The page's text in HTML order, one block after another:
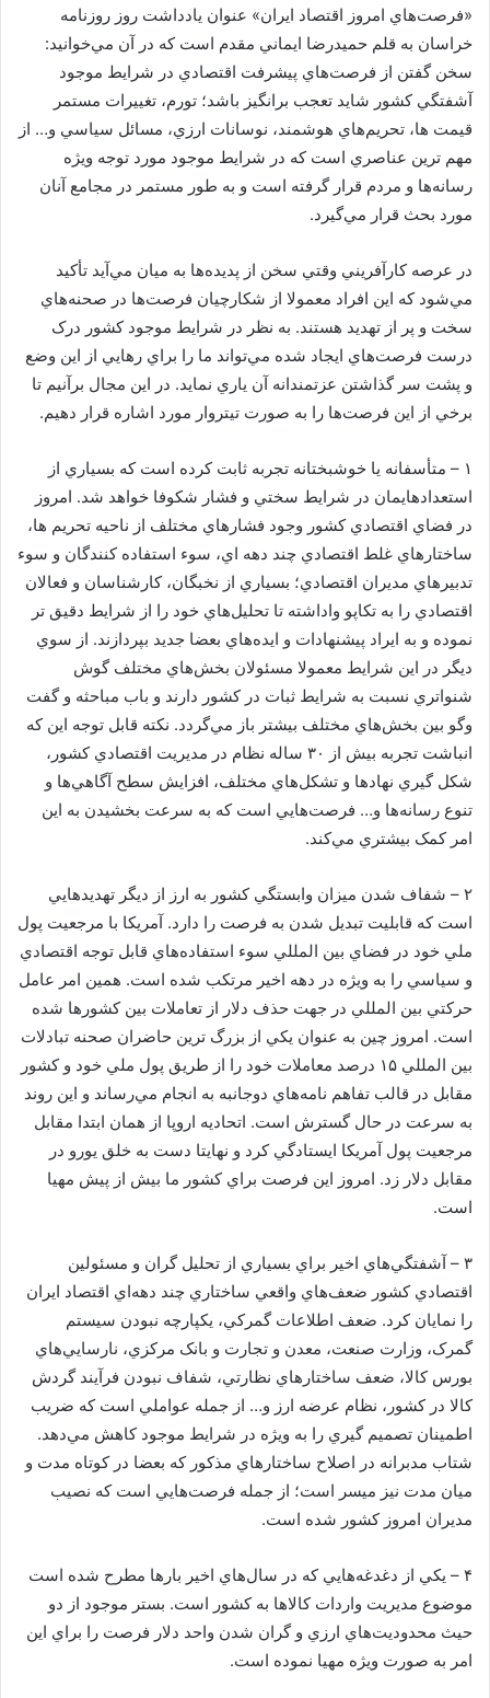
«فرصت‌هاي امروز اقتصاد ايران» عنوان يادداشت روز روزنامه
خراسان به قلم حميدرضا ايماني مقدم است كه در آن مي‌خوانيد:
سخن گفتن از فرصت‌هاي پيشرفت اقتصادي در شرايط موجود
آشفتگي کشور شايد تعجب برانگيز باشد؛ تورم، تغييرات مستمر
قيمت ها، تحريم‌هاي هوشمند، نوسانات ارزي، مسائل سياسي و… از
مهم ترين عناصري است که در شرايط موجود مورد توجه ويژه
رسانه‌ها و مردم قرار گرفته است و به طور مستمر در مجامع آنان
مورد بحث قرار مي‌گيرد.
در عرصه کارآفريني وقتي سخن از پديده‌ها به ميان مي‌آيد تأکيد
مي‌شود که اين افراد معمولا از شکارچيان فرصت‌ها در صحنه‌هاي
سخت و پر از تهديد هستند. به نظر در شرايط موجود کشور درک
درست فرصت‌هاي ايجاد شده مي‌تواند ما را براي رهايي از اين وضع
و پشت سر گذاشتن عزتمندانه آن ياري نمايد. در اين مجال برآنيم تا
برخي از اين فرصت‌ها را به صورت تيتروار مورد اشاره قرار دهيم.
۱ – متأسفانه يا خوشبختانه تجربه ثابت کرده است که بسياري از
استعدادهايمان در شرايط سختي و فشار شکوفا خواهد شد. امروز
در فضاي اقتصادي کشور وجود فشارهاي مختلف از ناحيه تحريم ها،
ساختارهاي غلط اقتصادي چند دهه اي، سوء استفاده کنندگان و سوء
تدبيرهاي مديران اقتصادي؛ بسياري از نخبگان، کارشناسان و فعالان
اقتصادي را به تکاپو واداشته تا تحليل‌هاي خود را از شرايط دقيق تر
نموده و به ايراد پيشنهادات و ايده‌هاي بعضا جديد بپردازند. از سوي
ديگر در اين شرايط معمولا مسئولان بخش‌هاي مختلف گوش
شنواتري نسبت به شرايط ثبات در کشور دارند و باب مباحثه و گفت
وگو بين بخش‌هاي مختلف بيشتر باز مي‌گردد. نکته قابل توجه اين که
انباشت تجربه بيش از ۳۰ ساله نظام در مديريت اقتصادي کشور،
شکل گيري نهادها و تشکل‌هاي مختلف، افزايش سطح آگاهي‌ها و
تنوع رسانه‌ها و… فرصت‌هايي است که به سرعت بخشيدن به اين
امر کمک بيشتري مي‌کند.
۲ – شفاف شدن ميزان وابستگي کشور به ارز از ديگر تهديدهايي
است که قابليت تبديل شدن به فرصت را دارد. آمريکا با مرجعيت پول
ملي خود در فضاي بين المللي سوء استفاده‌هاي قابل توجه اقتصادي
و سياسي را به ويژه در دهه اخير مرتکب شده است. همين امر عامل
حرکتي بين المللي در جهت حذف دلار از تعاملات بين کشورها شده
است. امروز چين به عنوان يکي از بزرگ ترين حاضران صحنه تبادلات
بين المللي ۱۵ درصد معاملات خود را از طريق پول ملي خود و کشور
مقابل در قالب تفاهم نامه‌هاي دوجانبه به انجام مي‌رساند و اين روند
به سرعت در حال گسترش است. اتحاديه اروپا از همان ابتدا مقابل
مرجعيت پول آمريکا ايستادگي کرد و نهايتا دست به خلق يورو در
مقابل دلار زد. امروز اين فرصت براي کشور ما بيش از پيش مهيا
است.
۳ – آشفتگي‌هاي اخير براي بسياري از تحليل گران و مسئولين
اقتصادي کشور ضعف‌هاي واقعي ساختاري چند دهه‌اي اقتصاد ايران
را نمايان کرد. ضعف اطلاعات گمرکي، يکپارچه نبودن سيستم
گمرک، وزارت صنعت، معدن و تجارت و بانک مرکزي، نارسايي‌هاي
بورس کالا، ضعف ساختارهاي نظارتي، شفاف نبودن فرآيند گردش
کالا در کشور، نظام عرضه ارز و… از جمله عواملي است که ضريب
اطمينان تصميم گيري را به ويژه در شرايط موجود کاهش مي‌دهد.
شتاب مدبرانه در اصلاح ساختارهاي مذکور که بعضا در کوتاه مدت و
ميان مدت نيز ميسر است؛ از جمله فرصت‌هايي است که نصيب
مديران امروز کشور شده است.
۴ – يکي از دغدغه‌هايي که در سال‌هاي اخير بارها مطرح شده است
موضوع مديريت واردات کالاها به کشور است. بستر موجود از دو
حيث محدوديت‌هاي ارزي و گران شدن واحد دلار فرصت را براي اين
امر به صورت ويژه مهيا نموده است.